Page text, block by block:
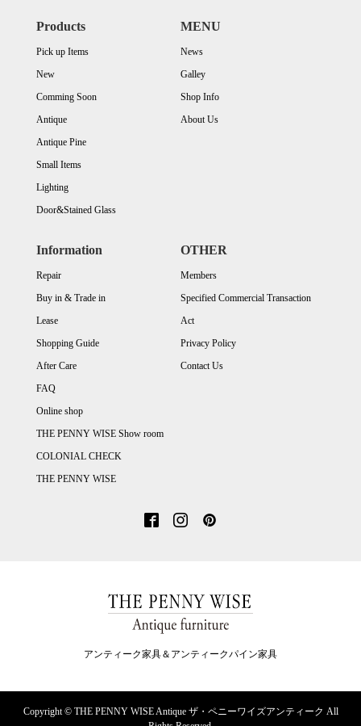
Products
Pick up Items
New
Comming Soon
Antique
Antique Pine
Small Items
Lighting
Door&Stained Glass
MENU
News
Galley
Shop Info
About Us
Information
Repair
Buy in & Trade in
Lease
Shopping Guide
After Care
FAQ
Online shop
THE PENNY WISE Show room
COLONIAL CHECK
THE PENNY WISE
OTHER
Members
Specified Commercial Transaction
Act
Privacy Policy
Contact Us
アンティーク家具＆アンティークパイン家具
Copyright ©THE PENNY WISE Antique ザ・ペニーワイズアンティーク All